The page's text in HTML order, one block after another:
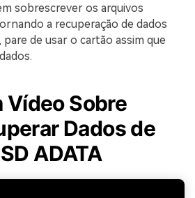
sobrescrever os arquivos
a recuperação de dados
de usar o cartão assim que
Vídeo Sobre
Dados de
ADATA